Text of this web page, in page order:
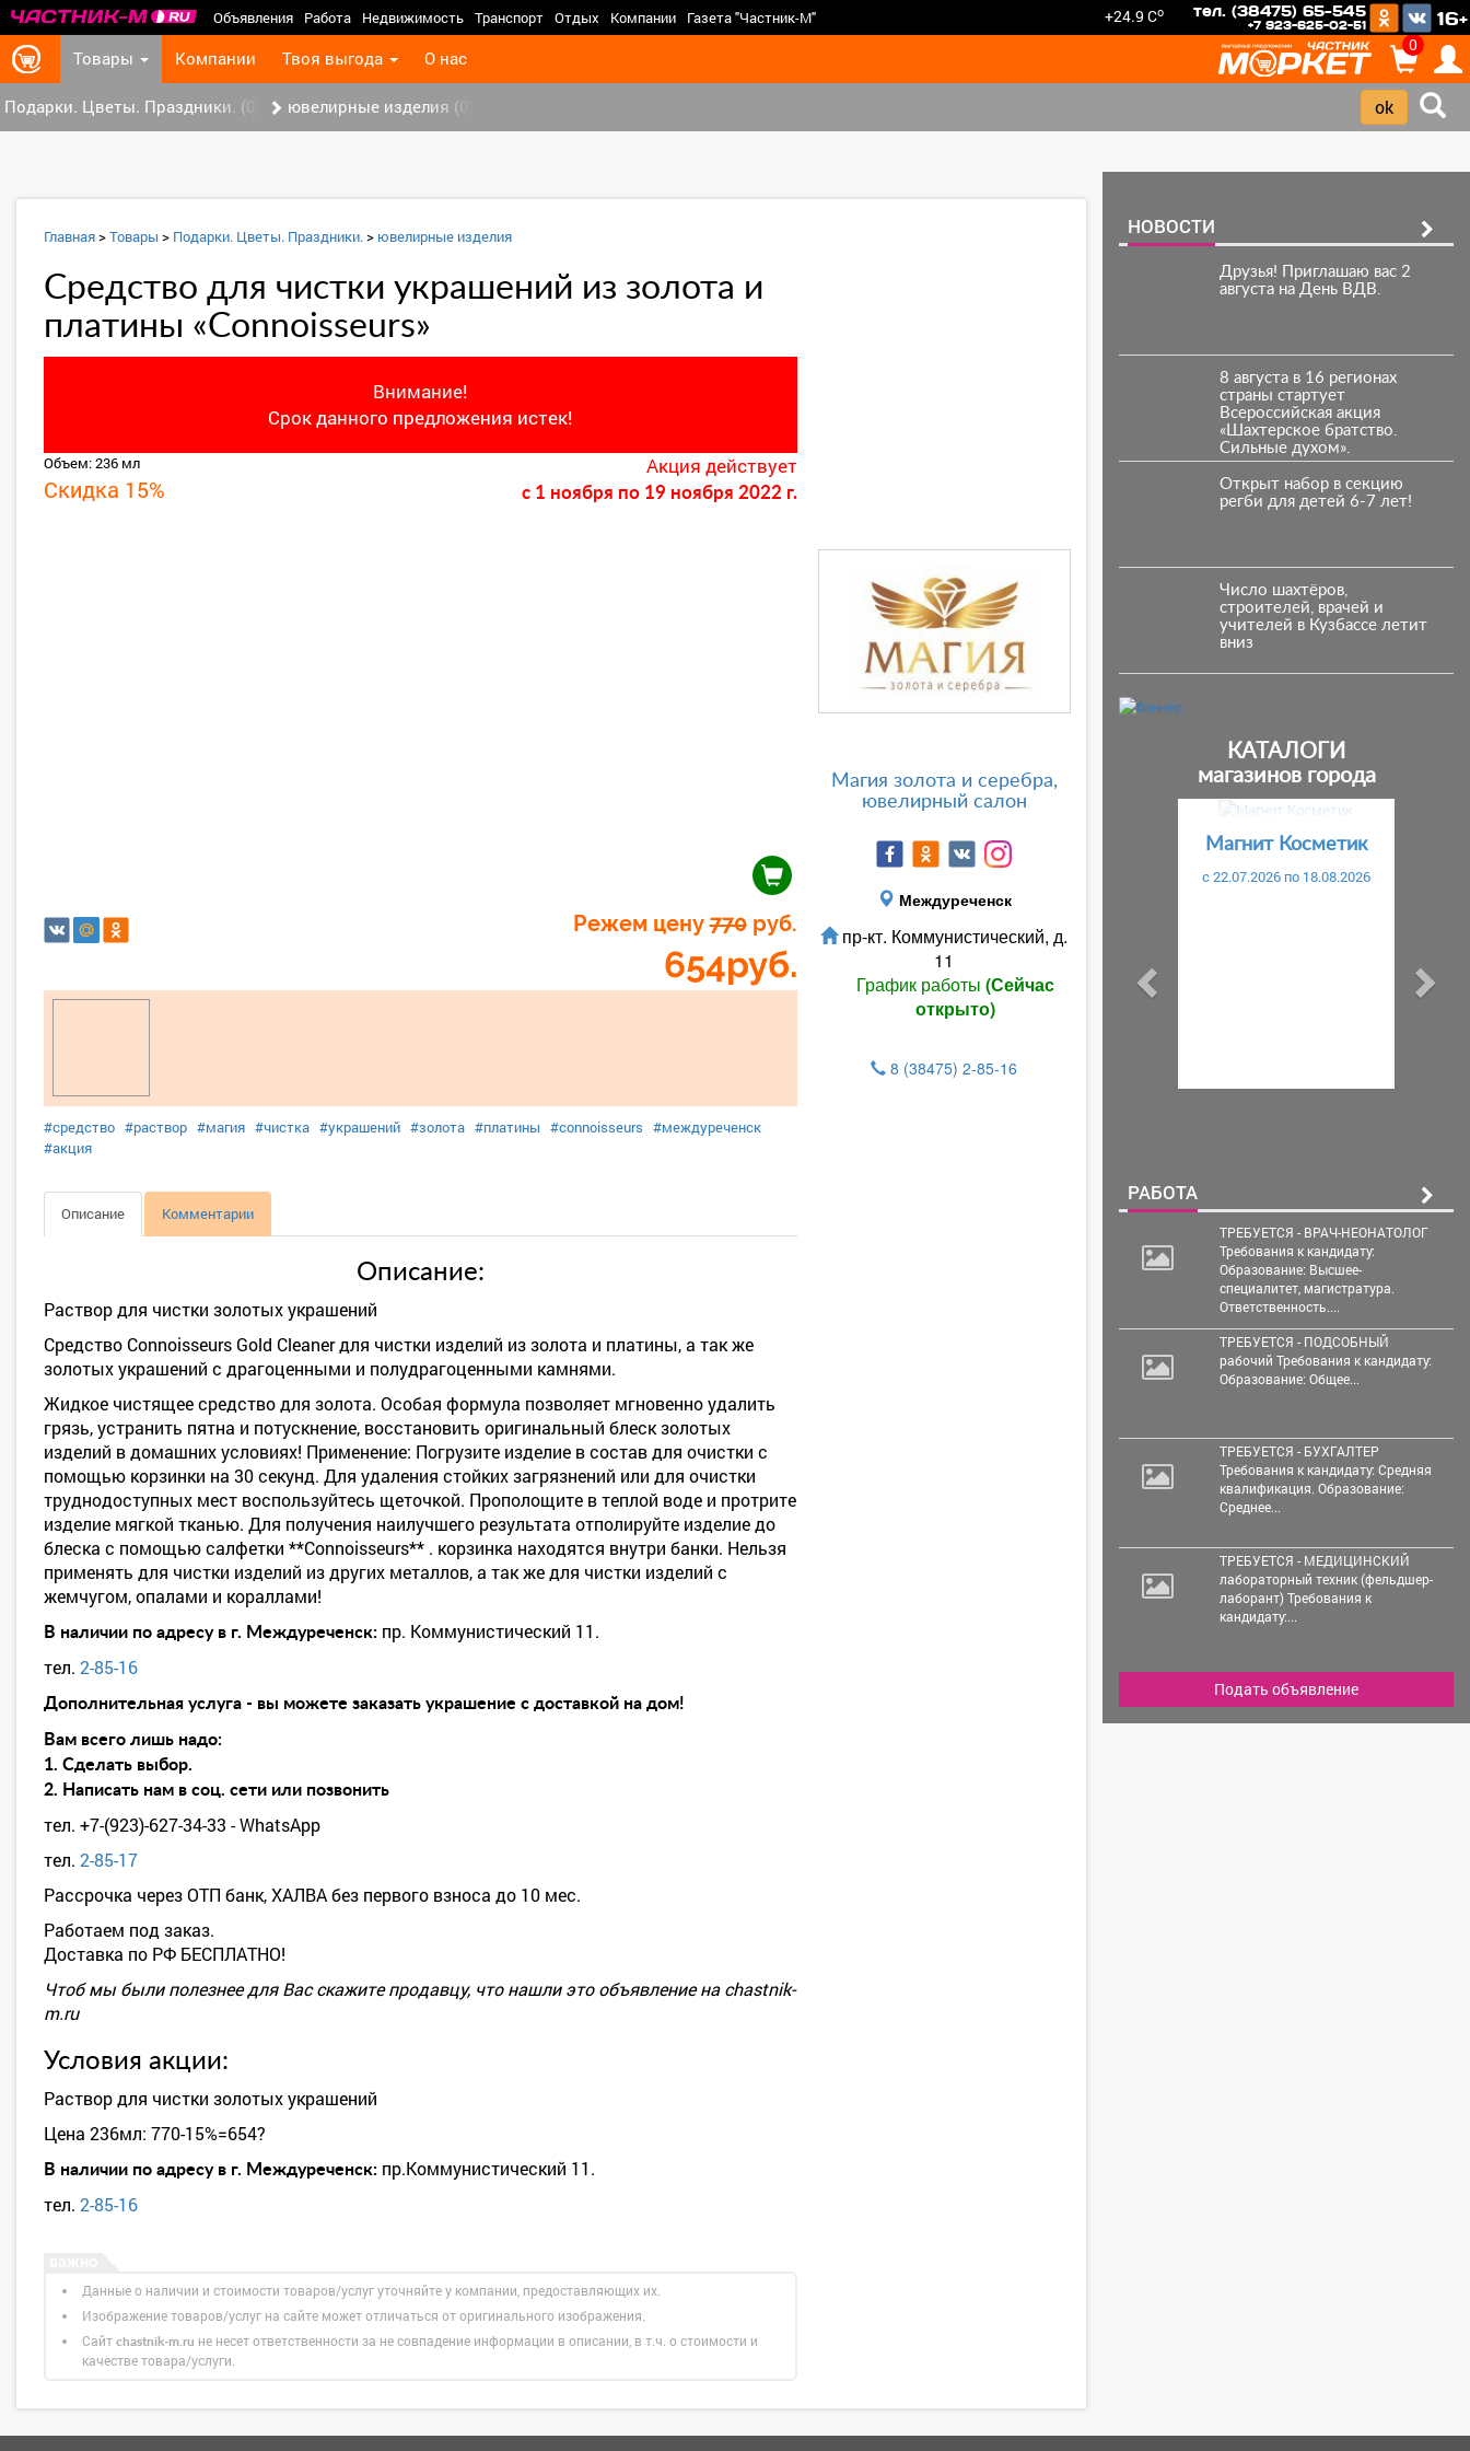
Объявления Работа Недвижимость Транспорт Отдых Компании Газета "Частник-М" +24.9 Co тел. (38475) 65-545
+7 923-625-02-51 16+
Товары Компании Твоя выгода О нас
0
>
Подарки. Цветы. Праздники. (0) ювелирные изделия (0)
Главная>Товары > Подарки. Цветы. Праздники.> ювелирные изделия
Средство для чистки украшений из золота и
платины «Connoisseurs»
Внимание!
Срок данного предложения истек!
Объем: 236 мл
Скидка 15%
Акция действует
c 1 ноября по 19 ноября 2022 г.
Режем цену770руб.
654руб.
#средство #раствор #магия #чистка #украшений #золота #платины #connoisseurs #междуреченск
#акция
Описание Комментарии
Описание:
Раствор для чистки золотых украшений
Средство Connoisseurs Gold Cleaner для чистки изделий из золота и платины, а так же
золотых украшений с драгоценными и полудрагоценными камнями.
Жидкое чистящее средство для золота. Особая формула позволяет мгновенно удалить
грязь, устранить пятна и потускнение, восстановить оригинальный блеск золотых
изделий в домашних условиях! Применение: Погрузите изделие в состав для очистки с
помощью корзинки на 30 секунд. Для удаления стойких загрязнений или для очистки
труднодоступных мест воспользуйтесь щеточкой. Прополощите в теплой воде и протрите
изделие мягкой тканью. Для получения наилучшего результата отполируйте изделие до
блеска с помощью салфетки **Connoisseurs** . корзинка находятся внутри банки. Нельзя
применять для чистки изделий из других металлов, а так же для чистки изделий с
жемчугом, опалами и кораллами!
В наличии по адресу в г. Междуреченск: пр. Коммунистический 11.
тел. 2-85-16
Дополнительная услуга - вы можете заказать украшение с доставкой на дом!
Вам всего лишь надо:
1. Сделать выбор.
2. Написать нам в соц. сети или позвонить
тел. +7-(923)-627-34-33 - WhatsApp
тел. 2-85-17
Рассрочка через ОТП банк, ХАЛВА без первого взноса до 10 мес.
Работаем под заказ.
Доставка по РФ БЕСПЛАТНО!
Чтоб мы были полезнее для Вас скажите продавцу, что нашли это объявление на chastnik-
m.ru
Условия акции:
Раствор для чистки золотых украшений
Цена 236мл: 770-15%=654?
В наличии по адресу в г. Междуреченск: пр.Коммунистический 11.
тел. 2-85-16
Данные о наличии и стоимости товаров/услуг уточняйте у компании, предоставляющих их.
Изображение товаров/услуг на сайте может отличаться от оригинального изображения.
Сайт chastnik-m.ru не несет ответственности за не совпадение информации в описании, в т.ч. о стоимости и
качестве товара/услуги.
Магия золота и серебра,
ювелирный салон
Междуреченск
пр-кт. Коммунистический, д.
11
График работы (Сейчас
открыто)
8 (38475) 2-85-16
НОВОСТИ
Друзья! Приглашаю вас 2
августа на День ВДВ.
8 августа в 16 регионах
страны стартует
Всероссийская акция
«Шахтерское братство.
Сильные духом».
Открыт набор в секцию
регби для детей 6-7 лет!
Число шахтёров,
строителей, врачей и
учителей в Кузбассе летит
вниз
КАТАЛОГИ
магазинов города
Магнит Косметик
c 22.07.2026 по 18.08.2026
Предыдущий
РАБОТА
ТРЕБУЕТСЯ - ВРАЧ-НЕОНАТОЛОГ
Требования к кандидату:
Образование: Высшее-
специалитет, магистратура.
Ответственность....
ТРЕБУЕТСЯ - ПОДСОБНЫЙ
рабочий Требования к кандидату:
Образование: Общее...
ТРЕБУЕТСЯ - БУХГАЛТЕР
Требования к кандидату: Средняя
квалификация. Образование:
Среднее...
ТРЕБУЕТСЯ - МЕДИЦИНСКИЙ
лабораторный техник (фельдшер-
лаборант) Требования к
кандидату:...
Подать объявление